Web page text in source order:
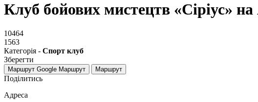
Клуб бойових мистецтв «Сіріус»
10464
1563
Категорія - Спорт клуб
Зберегти
Маршрут Google Маршрут Маршрут
Поділитись
Адреса